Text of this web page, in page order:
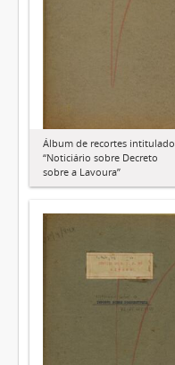
Álbum de recortes intitulado
“Noticiário sobre Decreto
sobre a Lavoura”